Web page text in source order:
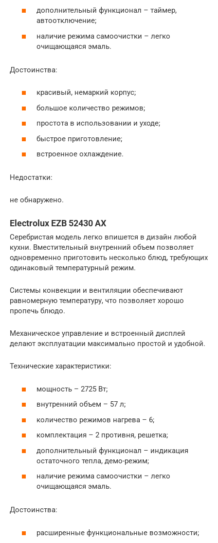
дополнительный функционал – таймер,
автоотключение;
наличие режима самоочистки – легко
очищающаяся эмаль.
Достоинства:
красивый, немаркий корпус;
большое количество режимов;
простота в использовании и уходе;
быстрое приготовление;
встроенное охлаждение.
Недостатки:
не обнаружено.
Electrolux EZB 52430 AX
Серебристая модель легко впишется в дизайн любой
кухни. Вместительный внутренний объем позволяет
одновременно приготовить несколько блюд, требующих
одинаковый температурный режим.
Системы конвекции и вентиляции обеспечивают
равномерную температуру, что позволяет хорошо
пропечь блюдо.
Механическое управление и встроенный дисплей
делают эксплуатации максимально простой и удобной.
Технические характеристики:
мощность – 2725 Вт;
внутренний объем – 57 л;
количество режимов нагрева – 6;
комплектация – 2 противня, решетка;
дополнительный функционал – индикация
остаточного тепла, демо-режим;
наличие режима самоочистки – легко
очищающаяся эмаль.
Достоинства:
расширенные функциональные возможности;